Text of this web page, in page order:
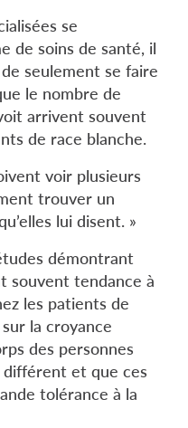
se
de soins de santé, il
seulement se faire
le nombre de
arrivent souvent
de race blanche.
voir plusieurs
trouver un
lui disent. »
démontrant
souvent tendance à
les patients de
la croyance
des personnes
et que ces
tolérance à la